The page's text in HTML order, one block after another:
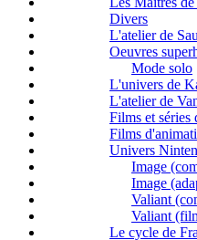
Divers
L'atelier de
Oeuvres
Mode solo
L'univers de
L'atelier de
Films et séries
Films
Univers
Image
Image
Valiant
Valiant
Le cycle de